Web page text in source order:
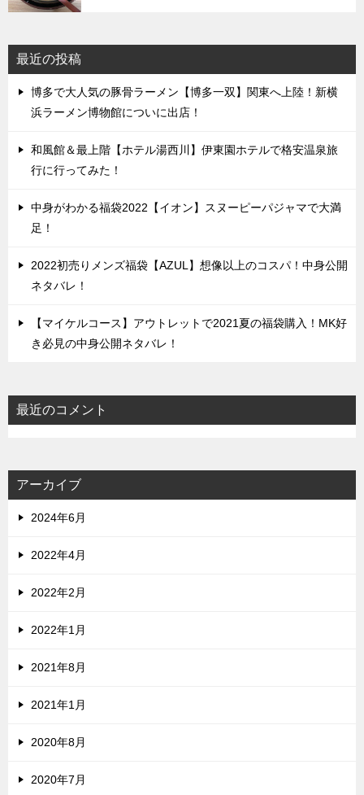
最近の投稿
博多で大人気の豚骨ラーメン【博多一双】関東へ上陸！新横
浜ラーメン博物館についに出店！
和風館＆最上階【ホテル湯西川】伊東園ホテルで格安温泉旅
行に行ってみた！
中身がわかる福袋2022【イオン】スヌーピーパジャマで大満
足！
2022初売りメンズ福袋【AZUL】想像以上のコスパ！中身公開
ネタバレ！
【マイケルコース】アウトレットで2021夏の福袋購入！MK好
き必見の中身公開ネタバレ！
最近のコメント
アーカイブ
2024年6月
2022年4月
2022年2月
2022年1月
2021年8月
2021年1月
2020年8月
2020年7月